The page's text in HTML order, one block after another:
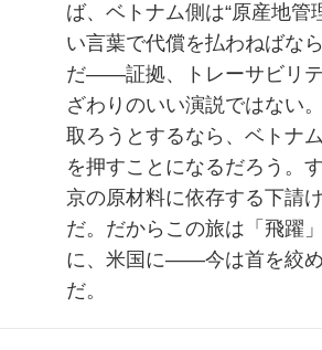
ば、ベトナム側は“原産地管
い言葉で代償を払わねばな
だ——証拠、トレーサビリ
ざわりのいい演説ではない
取ろうとするなら、ベトナ
を押すことになるだろう。
京の原材料に依存する下請
だ。だからこの旅は「飛躍
に、米国に——今は首を絞
だ。